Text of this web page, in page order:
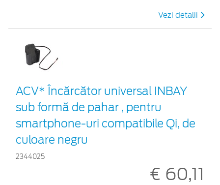
Vezi detalii
ACV* Încărcător universal INBAY
sub formă de pahar , pentru
smartphone-uri compatibile Qi, de
culoare negru
2344025
€ 60,11